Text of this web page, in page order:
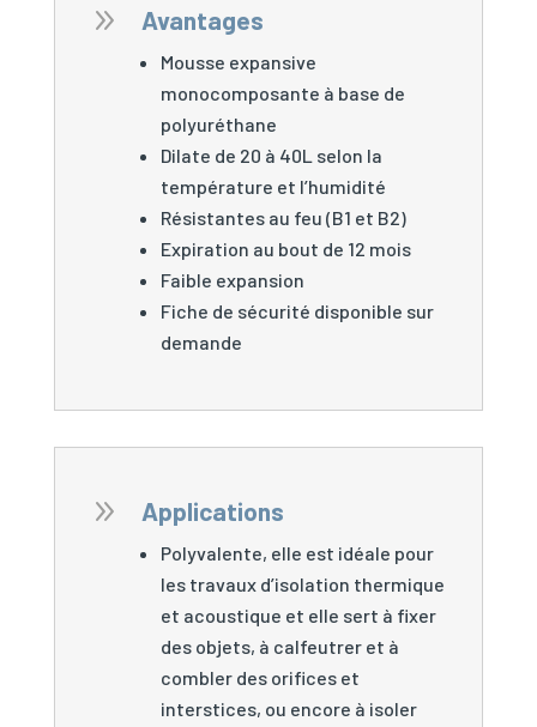
9 Avantages
Mousse expansive
monocomposante à base de
polyuréthane
Dilate de 20 à 40L selon la
température et l’humidité
Résistantes au feu (B1 et B2)
Expiration au bout de 12 mois
Faible expansion
Fiche de sécurité disponible sur
demande
9 Applications
Polyvalente, elle est idéale pour
les travaux d’isolation thermique
et acoustique et elle sert à fixer
des objets, à calfeutrer et à
combler des orifices et
interstices, ou encore à isoler